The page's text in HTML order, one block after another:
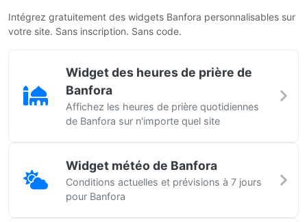
Intégrez gratuitement des widgets Banfora personnalisables sur
votre site. Sans inscription. Sans code.
Widget des heures de prière de
Banfora
Affichez les heures de prière quotidiennes
de Banfora sur n'importe quel site
Widget météo de Banfora
Conditions actuelles et prévisions à 7 jours
pour Banfora